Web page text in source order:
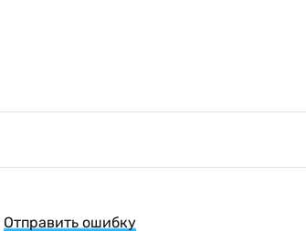
Отправить ошибку